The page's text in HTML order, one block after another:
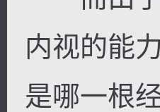
内视的能
是哪一根